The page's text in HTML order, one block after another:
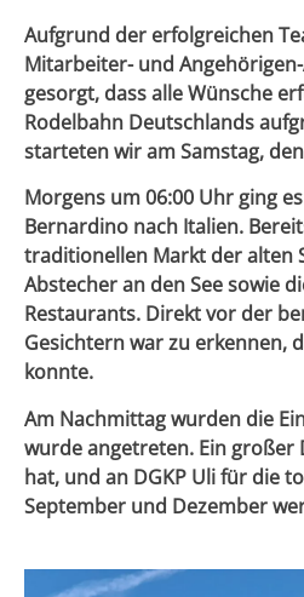
Aufgrund der erfolgreichen
Mitarbeiter- und
gesorgt, dass alle Wünsche
Rodelbahn Deutschlands
starteten wir am Samstag,
Morgens um 06:00 Uhr ging
Bernardino nach Italien.
traditionellen Markt der alten
Abstecher an den See sowie
Restaurants. Direkt vor der
Gesichtern war zu erkennen,
konnte.
Am Nachmittag wurden die
wurde angetreten. Ein großer
hat, und an DGKP Uli für die
September und Dezember